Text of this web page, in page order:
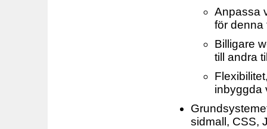
Anpassa
för denna
Billigare
till andra
inbyggda
sidmall, CSS,